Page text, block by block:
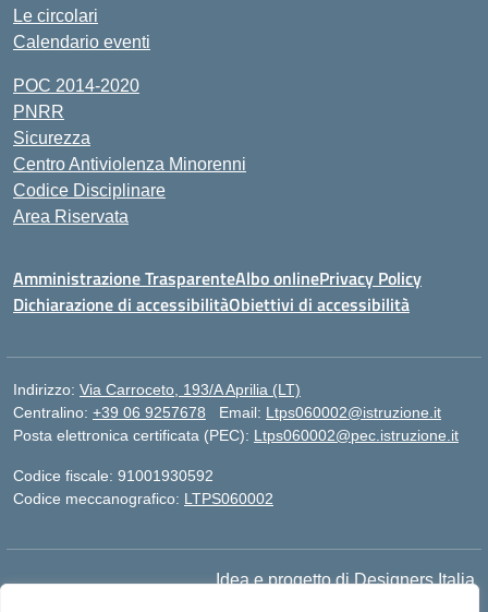
Le circolari
Calendario eventi
POC 2014-2020
PNRR
Sicurezza
Centro Antiviolenza Minorenni
Codice Disciplinare
Area Riservata
Amministrazione TrasparenteAlbo onlinePrivacy Policy
Dichiarazione di accessibilitàObiettivi di accessibilità
Indirizzo: Via Carroceto, 193/A Aprilia (LT)
Centralino: +39 06 9257678 Email: Ltps060002@istruzione.it
Posta elettronica certificata (PEC): Ltps060002@pec.istruzione.it
Codice fiscale: 91001930592
Codice meccanografico: LTPS060002
Idea e progetto di Designers Italia